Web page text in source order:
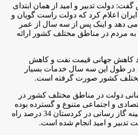
دولت تدبیر و امید از همان ابتدای
اعلام کرد که دولت راست گویان و
دهد و اینک پس از سه سال از عمر
مردم در مناطق مختلف کشور ارائه
کاهش جهانی قیمت نفت و کاهش
در طول این سه سال خدمات بسیار
کشور صورت گرفته است.
دولت در مناطق مختلف کشور در
و اجتماعی متنوع و گسترده بوده
و به عنوان مثال در زمینه گاز رسانی در کردستان 34 درصد راه
تدبیر و امید انجام شده است.